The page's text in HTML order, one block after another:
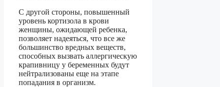
С другой стороны, повышенный
уровень кортизола в крови
женщины, ожидающей ребенка,
позволяет надеяться, что все же
большинство вредных веществ,
способных вызвать аллергическую
крапивницу у беременных будут
нейтрализованы еще на этапе
попадания в организм.